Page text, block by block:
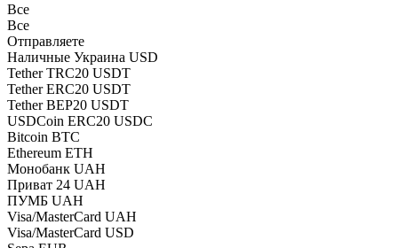
Все
Все
Отправляете
Наличные Украина USD
Tether TRC20 USDT
Tether ERC20 USDT
Tether BEP20 USDT
USDCoin ERC20 USDC
Bitcoin BTC
Ethereum ETH
Монобанк UAH
Приват 24 UAH
ПУМБ UAH
Visa/MasterCard UAH
Visa/MasterCard USD